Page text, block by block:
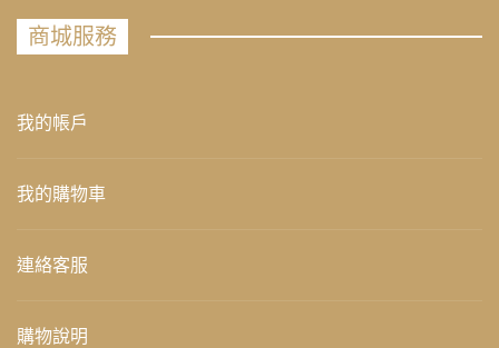
商城服務
我的帳戶
我的購物車
連絡客服
購物說明